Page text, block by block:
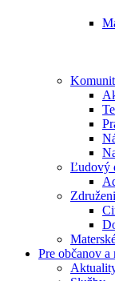
Ľudový
Pre občanov